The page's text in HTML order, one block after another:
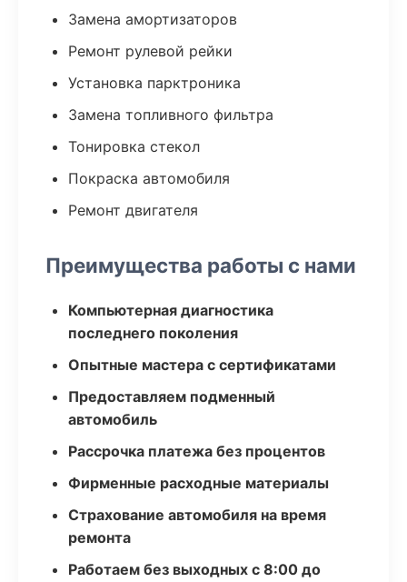
Замена амортизаторов
Ремонт рулевой рейки
Установка парктроника
Замена топливного фильтра
Тонировка стекол
Покраска автомобиля
Ремонт двигателя
Преимущества работы с нами
Компьютерная диагностика
последнего поколения
Опытные мастера с сертификатами
Предоставляем подменный
автомобиль
Рассрочка платежа без процентов
Фирменные расходные материалы
Страхование автомобиля на время
ремонта
Работаем без выходных с 8:00 до